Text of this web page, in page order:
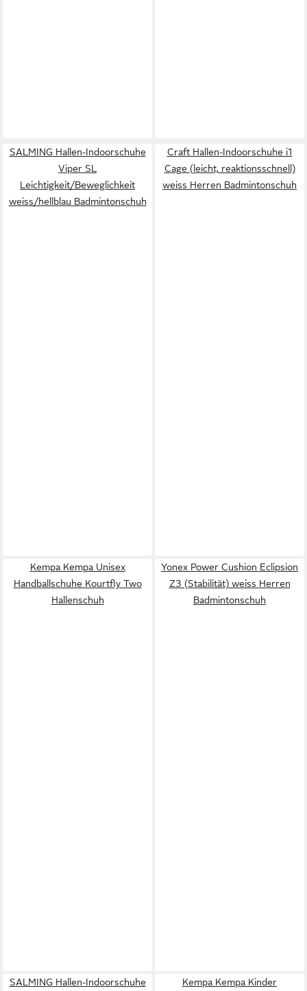
SALMING Hallen-Indoorschuhe
Viper SL
Leichtigkeit/Beweglichkeit
weiss/hellblau Badmintonschuh
Craft Hallen-Indoorschuhe i1
Cage (leicht, reaktionsschnell)
weiss Herren Badmintonschuh
Kempa Kempa Unisex
Handballschuhe Kourtfly Two
Hallenschuh
Yonex Power Cushion Eclipsion
Z3 (Stabilität) weiss Herren
Badmintonschuh
SALMING Hallen-Indoorschuhe Kempa Kempa Kinder